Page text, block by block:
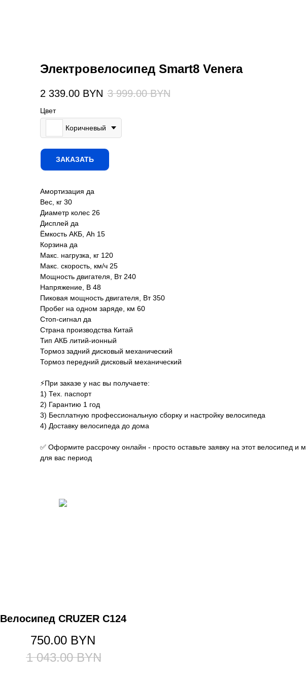
Электровелосипед Smart8 Venera
2 339.00 BYN 3 999.00 BYN
Цвет
Коричневый
ЗАКАЗАТЬ
Амортизация да
Вес, кг 30
Диаметр колес 26
Дисплей да
Ёмкость АКБ, Ah 15
Корзина да
Макс. нагрузка, кг 120
Макс. скорость, км/ч 25
Мощность двигателя, Вт 240
Напряже ние, В 48
Пиковая мощность двигателя, Вт 350
Пробег на одном заряде, км 60
Стоп-сигнал да
Страна производства Китай
Тип АКБ литий-ионный
Тормоз задний дисковый механический
Тормоз передний дисковый механический
⚡️При заказе у нас вы получаете:
1) Тех. паспорт
2) Гарантию 1 год
3) Бесплатную профессиональную сборку и настройку велосипеда
4) Доставку велосипеда до дома
✅ Оформите рассрочку онлайн - просто оставьте заявку на этот велосипед
для вас период
Велосипед CRUZER C124
750.00 BYN
1 043.00 BYN